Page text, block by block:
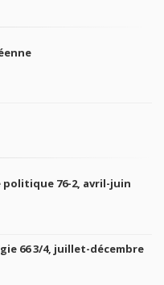
politique 76-2, avril-juin
66 3/4, juillet-décembre